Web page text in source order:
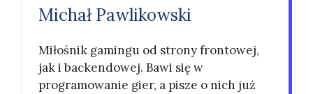
Michał Pawlikowski
Miłośnik gamingu od strony frontowej,
jak i backendowej. Bawi się w
programowanie gier, a pisze o nich już